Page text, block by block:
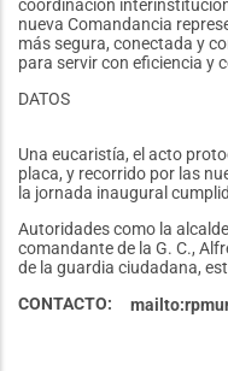
coordinación
nueva Comandancia
más segura, conectada y
para servir con eficiencia y
DATOS
Una eucaristía, el acto
placa, y recorrido por las
la jornada inaugural
Autoridades como la
comandante de la G. C.,
de la guardia ciudadana,
CONTACTO